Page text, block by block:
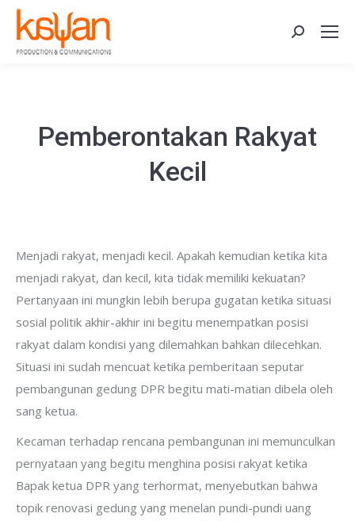
Search:
Pemberontakan Rakyat
Kecil
Menjadi rakyat, menjadi kecil. Apakah kemudian ketika kita
menjadi rakyat, dan kecil, kita tidak memiliki kekuatan?
Pertanyaan ini mungkin lebih berupa gugatan ketika situasi
sosial politik akhir-akhir ini begitu menempatkan posisi
rakyat dalam kondisi yang dilemahkan bahkan dilecehkan.
Situasi ini sudah mencuat ketika pemberitaan seputar
pembangunan gedung DPR begitu mati-matian dibela oleh
sang ketua.
Kecaman terhadap rencana pembangunan ini memunculkan
pernyataan yang begitu menghina posisi rakyat ketika
Bapak ketua DPR yang terhormat, menyebutkan bahwa
topik renovasi gedung yang menelan pundi-pundi uang